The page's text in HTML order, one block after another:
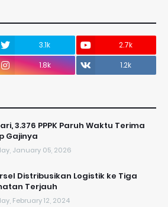
3.1k
2.7k
1.8k 1.2k
3.376 PPPK Paruh Waktu Terima
Gajinya
January 05, 2026
Distribusikan Logistik ke Tiga
Terjauh
February 12, 2024